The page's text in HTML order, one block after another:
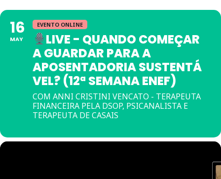
16
MAY
EVENTO ONLINE
LIVE - QUANDO COMEÇAR
A GUARDAR PARA A
APOSENTADORIA SUSTENTÁ
VEL? (12ª SEMANA ENEF)
COM ANNI CRISTINI VENCATO - TERAPEUTA
FINANCEIRA PELA DSOP, PSICANALISTA E
TERAPEUTA DE CASAIS